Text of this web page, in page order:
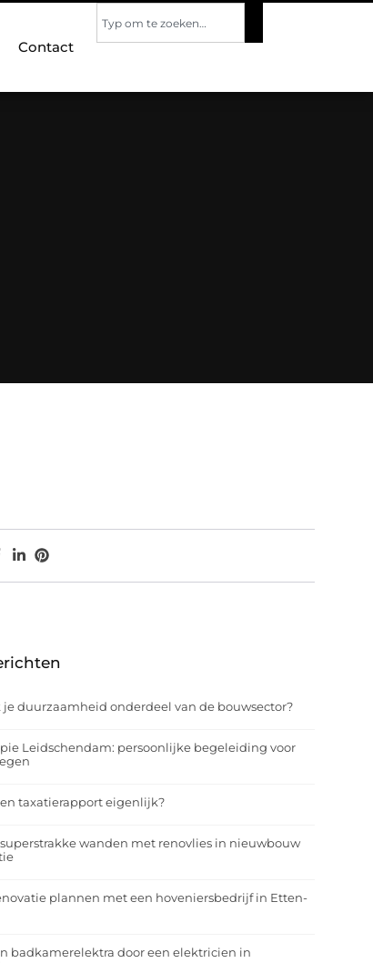
Contact
je duurzaamheid onderdeel van de bouwsector?
Leidschendam: persoonlijke begeleiding voor
taxatierapport eigenlijk?
wanden met renovlies in nieuwbouw
plannen met een hoveniersbedrijf in Etten-
badkamerelektra door een elektricien in